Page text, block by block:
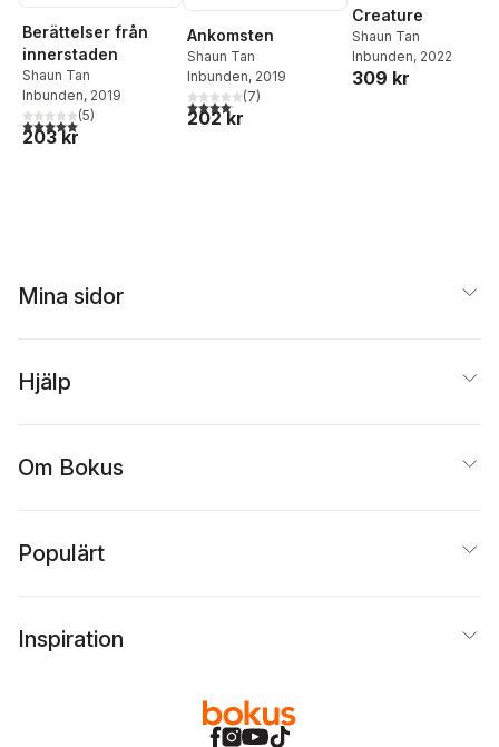
Berättelser från
innerstaden
Shaun Tan
Inbunden, 2019
5,0utav 5 stjärnor. Totalt antal röster:
(5)
203 kr
Ankomsten
Shaun Tan
Inbunden, 2019
4,1utav 5 stjärnor. Totalt antal röster:
(7)
202 kr
Creature
Shaun Tan
Inbunden, 2022
309 kr
Mina sidor
Hjälp
Om Bokus
Populärt
Inspiration